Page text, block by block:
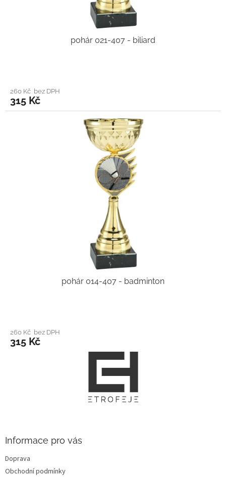
pohár 021-407 - biliard
260 Kč bez DPH
315 Kč
pohár 014-407 - badminton
260 Kč bez DPH
315 Kč
Informace pro vás
Doprava
Obchodní podmínky